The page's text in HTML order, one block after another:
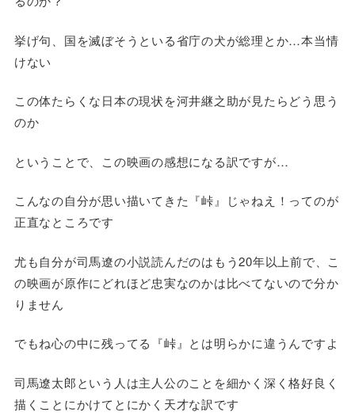
挙げ句、国を滅ぼそうといる省庁の犬が総理とか…本当情
けない
この体たらくな日本の現状を河井継之助が見たらどう思う
のか
ということで、この映画の感想になる訳ですが…
こんなの自分が思い描いてきた『峠』じゃねえ！ってのが
正直なところです
尤も自分が司馬遼の小説読んだのはもう20年以上前で、こ
の映画が原作にどれほど忠実なのかは比べてないので分か
りません
でもね心の中に残ってる『峠』とは明らかに違うんですよ
司馬遼太郎という人は主人公のことを細かく深く格好良く
描くことにかけてとにかく天才な訳です